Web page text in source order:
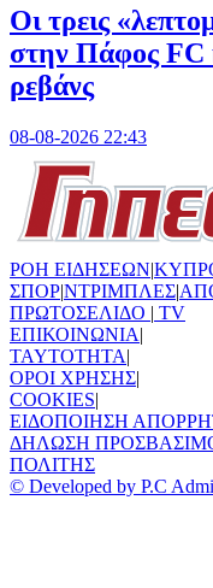
Οι τρεις
στην Πάφος FC
ρεβάνς
08-08-2026 22:43
ΡΟΗ ΕΙΔΗΣΕΩΝ|
ΣΠΟΡ|ΝΤΡΙΜΠΛΕΣ|
ΠΡΩΤΟΣΕΛΙΔΟ | TV
ΕΠΙΚΟΙΝΩΝΙΑ|
TAYTOTHTA|
ΟΡΟΙ ΧΡΗΣΗΣ|
COOKIES|
ΕΙΔΟΠΟΙΗΣΗ
ΔΗΛΩΣΗ
ΠΟΛΙΤΗΣ
© Developed by P.C